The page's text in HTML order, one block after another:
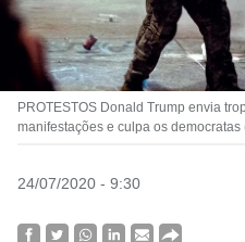
PROTESTOS Donald Trump envia
manifestações e culpa os
24/07/2020 - 9:30